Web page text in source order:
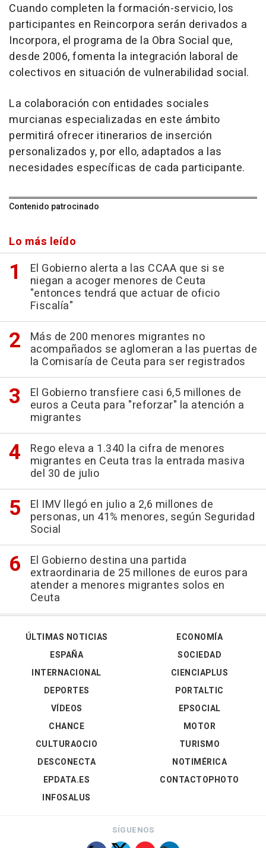
Cuando completen la formación-servicio, los
participantes en Reincorpora serán derivados a
Incorpora, el programa de la Obra Social que,
desde 2006, fomenta la integración laboral de
colectivos en situación de vulnerabilidad social.
La colaboración con entidades sociales
murcianas especializadas en este ámbito
permitirá ofrecer itinerarios de inserción
personalizados y, por ello, adaptados a las
necesidades específicas de cada participante.
Contenido patrocinado
Lo más leído
El Gobierno alerta a las CCAA que si se
niegan a acoger menores de Ceuta
"entonces tendrá que actuar de oficio
Fiscalía"
Más de 200 menores migrantes no
acompañados se aglomeran a las puertas de
la Comisaría de Ceuta para ser registrados
El Gobierno transfiere casi 6,5 millones de
euros a Ceuta para "reforzar" la atención a
migrantes
Rego eleva a 1.340 la cifra de menores
migrantes en Ceuta tras la entrada masiva
del 30 de julio
El IMV llegó en julio a 2,6 millones de
personas, un 41% menores, según Seguridad
Social
El Gobierno destina una partida
extraordinaria de 25 millones de euros para
atender a menores migrantes solos en
Ceuta
ÚLTIMAS NOTICIAS
ESPAÑA
INTERNACIONAL
DEPORTES
VÍDEOS
ECONOMÍA
SOCIEDAD
CIENCIAPLUS
PORTALTIC
EPSOCIAL
CHANCE
CULTURAOCIO
DESCONECTA
EPDATA.ES
INFOSALUS
MOTOR
TURISMO
NOTIMÉRICA
CONTACTOPHOTO
SÍGUENOS